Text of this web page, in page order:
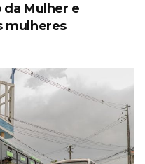
Mulher e
mulheres